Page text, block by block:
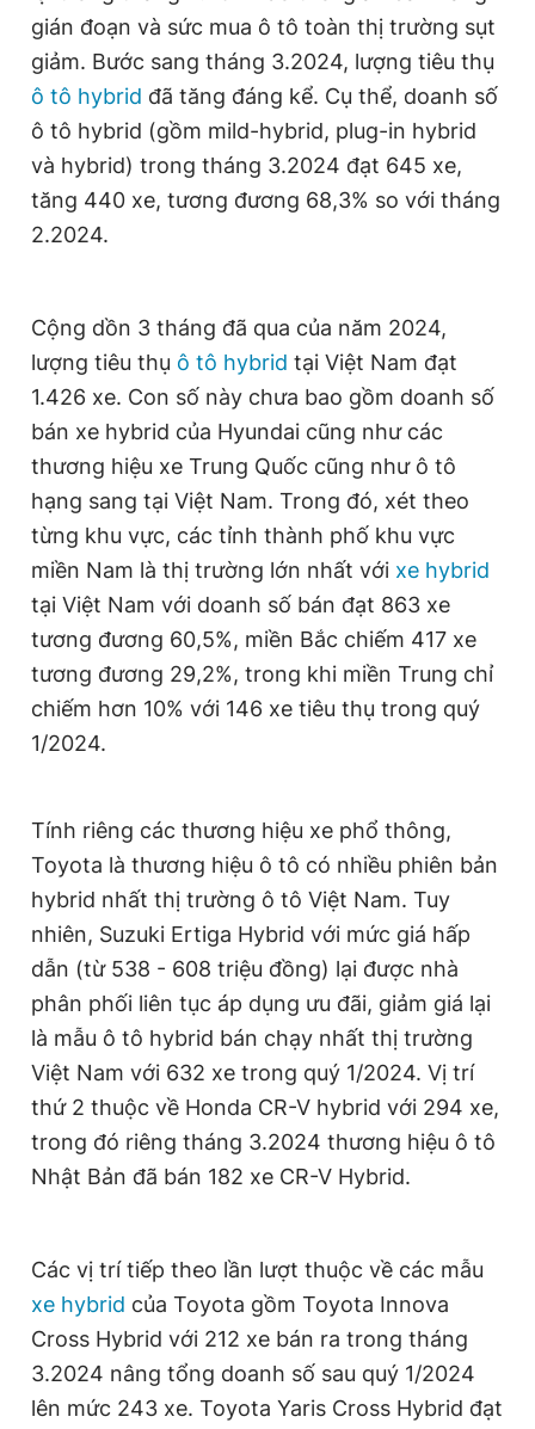
gián đoạn và sức mua ô tô toàn thị trường sụt
giảm. Bước sang tháng 3.2024, lượng tiêu thụ
ô tô hybrid đã tăng đáng kể. Cụ thể, doanh số
ô tô hybrid (gồm mild-hybrid, plug-in hybrid
và hybrid) trong tháng 3.2024 đạt 645 xe,
tăng 440 xe, tương đương 68,3% so với tháng
2.2024.
Cộng dồn 3 tháng đã qua của năm 2024,
lượng tiêu thụ ô tô hybrid tại Việt Nam đạt
1.426 xe. Con số này chưa bao gồm doanh số
bán xe hybrid của Hyundai cũng như các
thương hiệu xe Trung Quốc cũng như ô tô
hạng sang tại Việt Nam. Trong đó, xét theo
từng khu vực, các tỉnh thành phố khu vực
miền Nam là thị trường lớn nhất với xe hybrid
tại Việt Nam với doanh số bán đạt 863 xe
tương đương 60,5%, miền Bắc chiếm 417 xe
tương đương 29,2%, trong khi miền Trung chỉ
chiếm hơn 10% với 146 xe tiêu thụ trong quý
1/2024.
Tính riêng các thương hiệu xe phổ thông,
Toyota là thương hiệu ô tô có nhiều phiên bản
hybrid nhất thị trường ô tô Việt Nam. Tuy
nhiên, Suzuki Ertiga Hybrid với mức giá hấp
dẫn (từ 538 - 608 triệu đồng) lại được nhà
phân phối liên tục áp dụng ưu đãi, giảm giá lại
là mẫu ô tô hybrid bán chạy nhất thị trường
Việt Nam với 632 xe trong quý 1/2024. Vị trí
thứ 2 thuộc về Honda CR-V hybrid với 294 xe,
trong đó riêng tháng 3.2024 thương hiệu ô tô
Nhật Bản đã bán 182 xe CR-V Hybrid.
Các vị trí tiếp theo lần lượt thuộc về các mẫu
xe hybrid của Toyota gồm Toyota Innova
Cross Hybrid với 212 xe bán ra trong tháng
3.2024 nâng tổng doanh số sau quý 1/2024
lên mức 243 xe. Toyota Yaris Cross Hybrid đạt